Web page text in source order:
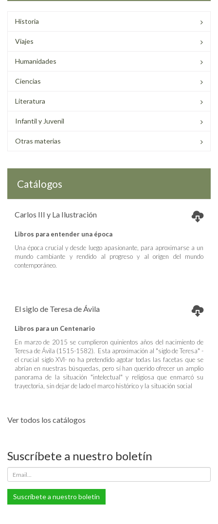
Historia
Viajes
Humanidades
Ciencias
Literatura
Infantil y Juvenil
Otras materias
Catálogos
Carlos III y La Ilustración
Libros para entender una época
Una época crucial y desde luego apasionante, para aproximarse a un
mundo cambiante y rendido al progreso y al origen del mundo
contemporáneo.
El siglo de Teresa de Ávila
Libros para un Centenario
En marzo de 2015 se cumplieron quinientos años del nacimiento de
Teresa de Ávila (1515-1582). Esta aproximación al "siglo de Teresa" -
el crucial siglo XVI- no ha pretendido agotar todas las facetas que se
abrían en nuestras búsquedas, pero sí han querido ofrecer un amplio
panorama de la situación "intelectual" y religiosa que enmarcó su
trayectoria, sin dejar de lado el marco histórico y la situación social
Ver todos los catálogos
Suscríbete a nuestro boletín
Suscríbete a nuestro boletín